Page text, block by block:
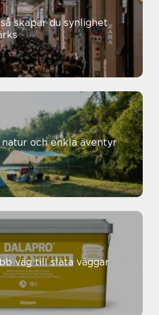
frihet, natur och enkla äventyr
snabb väg till släta väggar